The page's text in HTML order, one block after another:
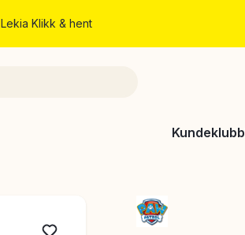
Lekia Klikk & hent
Kundeklubb